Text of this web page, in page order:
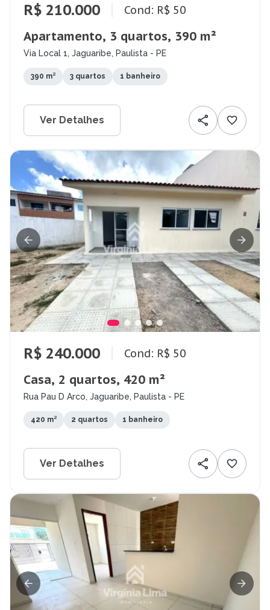
R$ 210.000 Cond: R$ 50
Apartamento, 3 quartos, 390 m²
Via Local 1, Jaguaribe, Paulista - PE
390 m² 3 quartos 1 banheiro
Ver Detalhes
R$ 240.000 Cond: R$ 50
Casa, 2 quartos, 420 m²
Rua Pau D Arco, Jaguaribe, Paulista - PE
420 m² 2 quartos 1 banheiro
Ver Detalhes